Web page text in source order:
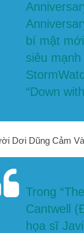
bí mật
siêu
“Down
Trong
Cantwell
họa sĩ